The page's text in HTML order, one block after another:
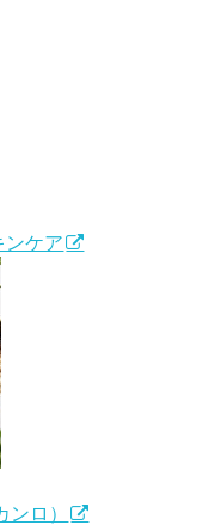
ケア
ロ）